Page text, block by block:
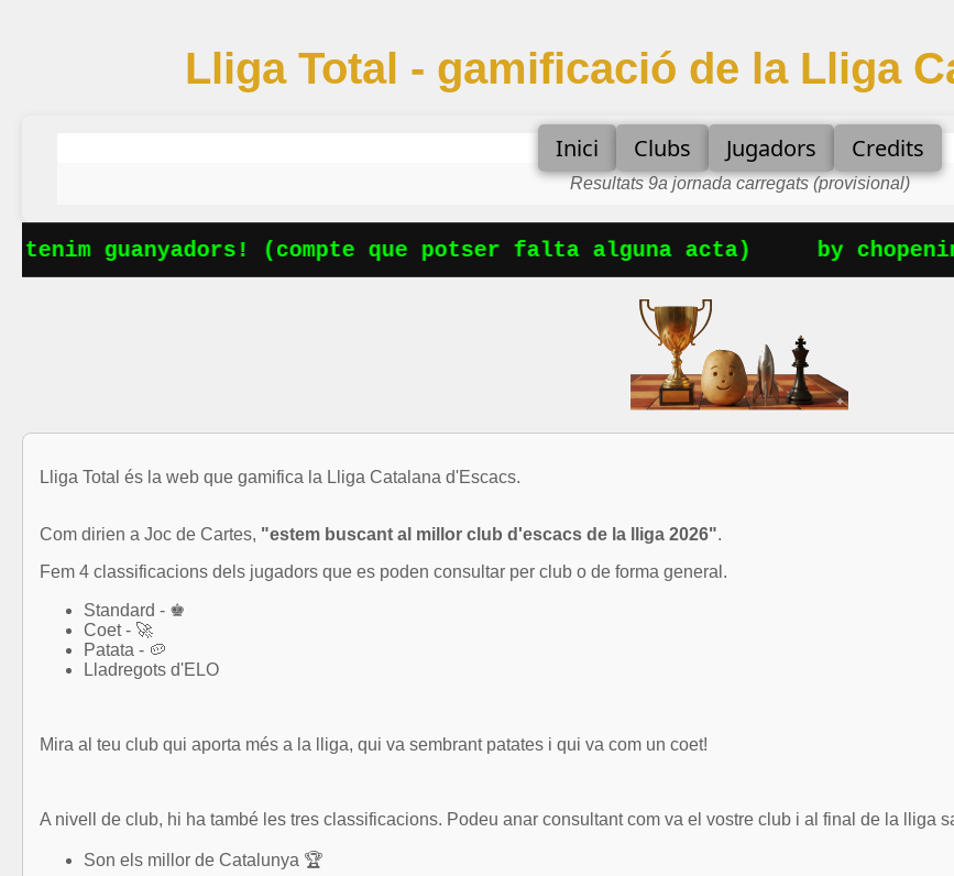
Lliga Total - gamificació de la Lliga
Inici Clubs Jugadors Credits
Resultats 9a jornada carregats (provisional)
guanyadors! (compte que potser falta alguna acta) by
Lliga Total és la web que gamifica la Lliga Catalana d'Escacs.
Com dirien a Joc de Cartes, "estem buscant al millor club d'escacs de la lliga 2026".
Fem 4 classificacions dels jugadors que es poden consultar per club o de forma general.
Standard - ♚
Coet - 🚀
Patata - 🥔
Lladregots d'ELO
Mira al teu club qui aporta més a la lliga, qui va sembrant patates i qui va com un coet!
A nivell de club, hi ha també les tres classificacions. Podeu anar consultant com va el vostre club i al final de la lliga
Son els millor de Catalunya 🏆